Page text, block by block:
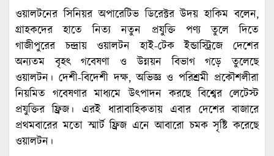
ওয়ালটনের সিনিয়র অপারেটিভ ডিরেক্টর উদয় হাকিম বলেন,
গ্রাহকদের হাতে নিত্য নতুন প্রযুক্তি পণ্য তুলে দিতে
গাজীপুরের চন্দ্রায় ওয়ালটন হাই-টেক ইন্ডাস্ট্রিজে দেশের
অন্যতম বৃহৎ গবেষণা ও উন্নয়ন বিভাগ গড়ে তুলেছে
ওয়ালটন। দেশী-বিদেশী দক্ষ, অভিজ্ঞ ও পরিশ্রমী প্রকৌশলীরা
নিয়মিত গবেষণার মাধ্যমে উৎপাদন করছে বিশ্বের লেটেস্ট
প্রযুক্তির ফ্রিজ। এরই ধারাবাহিকতায় এবার দেশের বাজারে
প্রথমবারের মতো স্মার্ট ফ্রিজ এনে আবারো চমক সৃষ্টি করেছে
ওয়ালটন।